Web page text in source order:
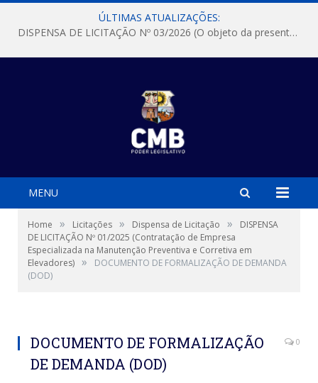
ÚLTIMAS ATUALIZAÇÕES:
DISPENSA DE LICITAÇÃO Nº 03/2026 (O objeto da presente dispensa é a escolha da proposta mais vantajosa para a aquisição, de aparelhos de ar condicionado, tipo Split, com material de instalação e fogão industrial, conforme condições, quantidades e exigências estabelecidas no termo de referencia e neste aviso de contratação direta e seus anexos)
MENU
Home » Licitações » Dispensa de Licitação »
DISPENSA
DE LICITAÇÃO Nº 01/2025 (Contratação de Empresa
Especializada na Manutenção Preventiva e Corretiva em
Elevadores) »
DOCUMENTO DE FORMALIZAÇÃO DE DEMANDA
(DOD)
DOCUMENTO DE FORMALIZAÇÃO
DE DEMANDA (DOD)
0